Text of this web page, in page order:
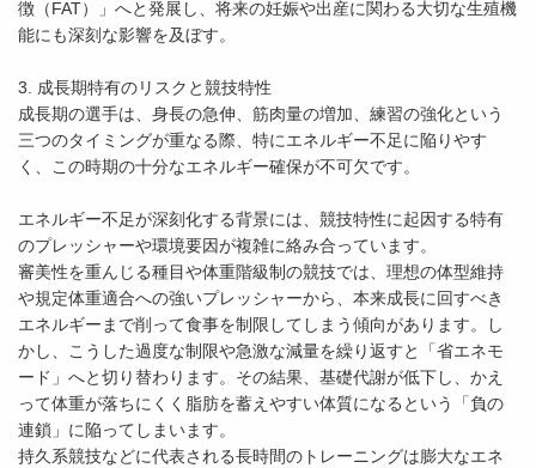
徴（FAT）」へと発展し、将来の妊娠や出産に関わる大切な生殖機
能にも深刻な影響を及ぼす。
3. 成長期特有のリスクと競技特性
成長期の選手は、身長の急伸、筋肉量の増加、練習の強化という
三つのタイミングが重なる際、特にエネルギー不足に陥りやす
く、この時期の十分なエネルギー確保が不可欠です。
エネルギー不足が深刻化する背景には、競技特性に起因する特有
のプレッシャーや環境要因が複雑に絡み合っています。
審美性を重んじる種目や体重階級制の競技では、理想の体型維持
や規定体重適合への強いプレッシャーから、本来成長に回すべき
エネルギーまで削って食事を制限してしまう傾向があります。し
かし、こうした過度な制限や急激な減量を繰り返すと「省エネモ
ード」へと切り替わります。その結果、基礎代謝が低下し、かえ
って体重が落ちにくく脂肪を蓄えやすい体質になるという「負の
連鎖」に陥ってしまいます。
持久系競技などに代表される長時間のトレーニングは膨大なエネ